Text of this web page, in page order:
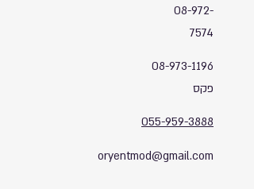
08-972-
7574
08-973-1196
פקס
055-959-3888
oryentmod@gmail.com